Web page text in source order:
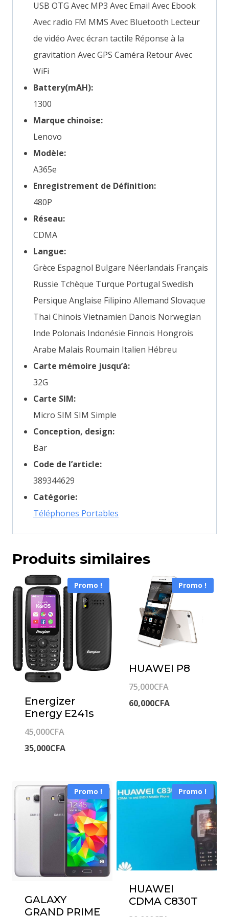
USB OTG Avec MP3 Avec Email Avec Ebook
Avec radio FM MMS Avec Bluetooth Lecteur
de vidéo Avec écran tactile Réponse à la
gravitation Avec GPS Caméra Retour Avec
WiFi
Battery(mAH):
1300
Marque chinoise:
Lenovo
Modèle:
A365e
Enregistrement de Définition:
480P
Réseau:
CDMA
Langue:
Grèce Espagnol Bulgare Néerlandais Français
Russie Tchèque Turque Portugal Swedish
Persique Anglaise Filipino Allemand Slovaque
Thai Chinois Vietnamien Danois Norwegian
Inde Polonais Indonésie Finnois Hongrois
Arabe Malais Roumain Italien Hébreu
Carte mémoire jusqu’à:
32G
Carte SIM:
Micro SIM SIM Simple
Conception, design:
Bar
Code de l’article:
389344629
Catégorie:
Téléphones Portables
Produits similaires
Promo !
Energizer
Energy E241s
45,000CFALe
prix
45,000CFA.
35,000CFALe
est :
35,000CFA.
Promo !
HUAWEI P8
75,000CFALe
prix
60,000CFALe
Promo !
GALAXY
GRAND PRIME
Promo !
HUAWEI
CDMA C830T